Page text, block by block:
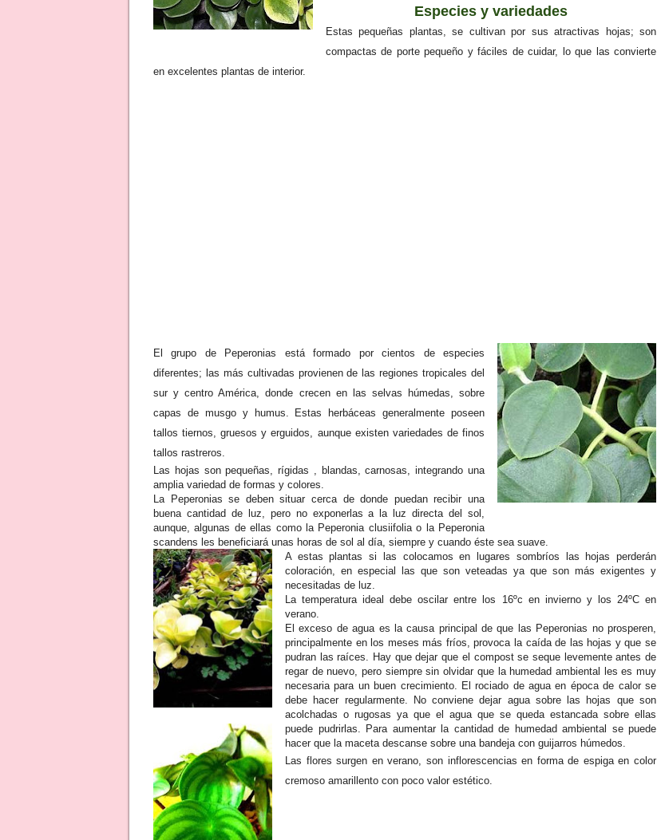
Especies y variedades
Estas pequeñas plantas, se cultivan por sus atractivas hojas; son
compactas de porte pequeño y fáciles de cuidar, lo que las convierte
en excelentes plantas de interior.
El grupo de Peperonias está formado por cientos de especies
diferentes; las más cultivadas provienen de las regiones tropicales del
sur y centro América, donde crecen en las selvas húmedas, sobre
capas de musgo y humus. Estas herbáceas generalmente poseen
tallos tiernos, gruesos y erguidos, aunque existen variedades de finos
tallos rastreros.
Las hojas son pequeñas, rígidas , blandas, carnosas, integrando una
amplia variedad de formas y colores.
La Peperonias se deben situar cerca de donde puedan recibir una
buena cantidad de luz, pero no exponerlas a la luz directa del sol,
aunque, algunas de ellas como la Peperonia clusiifolia o la Peperonia
scandens les beneficiará unas horas de sol al día, siempre y cuando éste sea suave.
A estas plantas si las colocamos en lugares sombríos las hojas perderán
coloración, en especial las que son veteadas ya que son más exigentes y
necesitadas de luz.
La temperatura ideal debe oscilar entre los 16ºc en invierno y los 24ºC en
verano.
El exceso de agua es la causa principal de que las Peperonias no prosperen,
principalmente en los meses más fríos, provoca la caída de las hojas y que se
pudran las raíces. Hay que dejar que el compost se seque levemente antes de
regar de nuevo, pero siempre sin olvidar que la humedad ambiental les es muy
necesaria para un buen crecimiento. El rociado de agua en época de calor se
debe hacer regularmente. No conviene dejar agua sobre las hojas que son
acolchadas o rugosas ya que el agua que se queda estancada sobre ellas
puede pudrirlas. Para aumentar la cantidad de humedad ambiental se puede
hacer que la maceta descanse sobre una bandeja con guijarros húmedos.
Las flores surgen en verano, son inflorescencias en forma de espiga en color
cremoso amarillento con poco valor estético.